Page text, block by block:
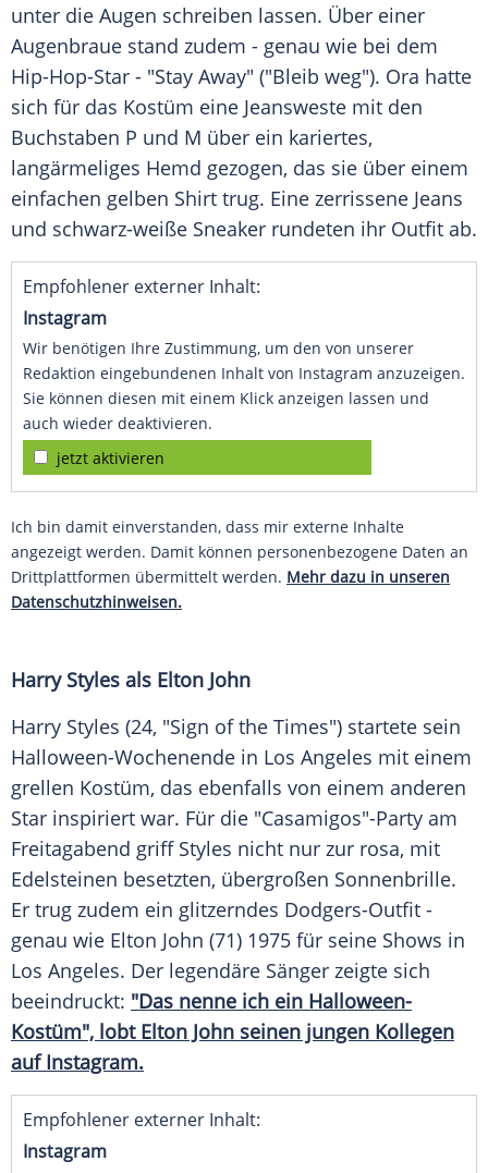
unter die Augen schreiben lassen. Über einer
Augenbraue stand zudem - genau wie bei dem
Hip-Hop-Star - "Stay Away" ("Bleib weg"). Ora hatte
sich für das Kostüm eine Jeansweste mit den
Buchstaben P und M über ein kariertes,
langärmeliges Hemd gezogen, das sie über einem
einfachen gelben Shirt trug. Eine zerrissene Jeans
und schwarz-weiße Sneaker rundeten ihr Outfit ab.
Empfohlener externer Inhalt:
Instagram
Wir benötigen Ihre Zustimmung, um den von unserer
Redaktion eingebundenen Inhalt von Instagram anzuzeigen.
Sie können diesen mit einem Klick anzeigen lassen und
auch wieder deaktivieren.
jetzt aktivieren
Ich bin damit einverstanden, dass mir externe Inhalte
angezeigt werden. Damit können personenbezogene Daten an
Drittplattformen übermittelt werden. Mehr dazu in unseren
Datenschutzhinweisen.
Harry Styles als Elton John
Harry Styles (24, "Sign of the Times") startete sein
Halloween-Wochenende in Los Angeles mit einem
grellen Kostüm, das ebenfalls von einem anderen
Star inspiriert war. Für die "Casamigos"-Party am
Freitagabend griff Styles nicht nur zur rosa, mit
Edelsteinen besetzten, übergroßen Sonnenbrille.
Er trug zudem ein glitzerndes Dodgers-Outfit -
genau wie Elton John (71) 1975 für seine Shows in
Los Angeles. Der legendäre Sänger zeigte sich
beeindruckt: "Das nenne ich ein Halloween-
Kostüm", lobt Elton John seinen jungen Kollegen
auf Instagram.
Empfohlener externer Inhalt:
Instagram